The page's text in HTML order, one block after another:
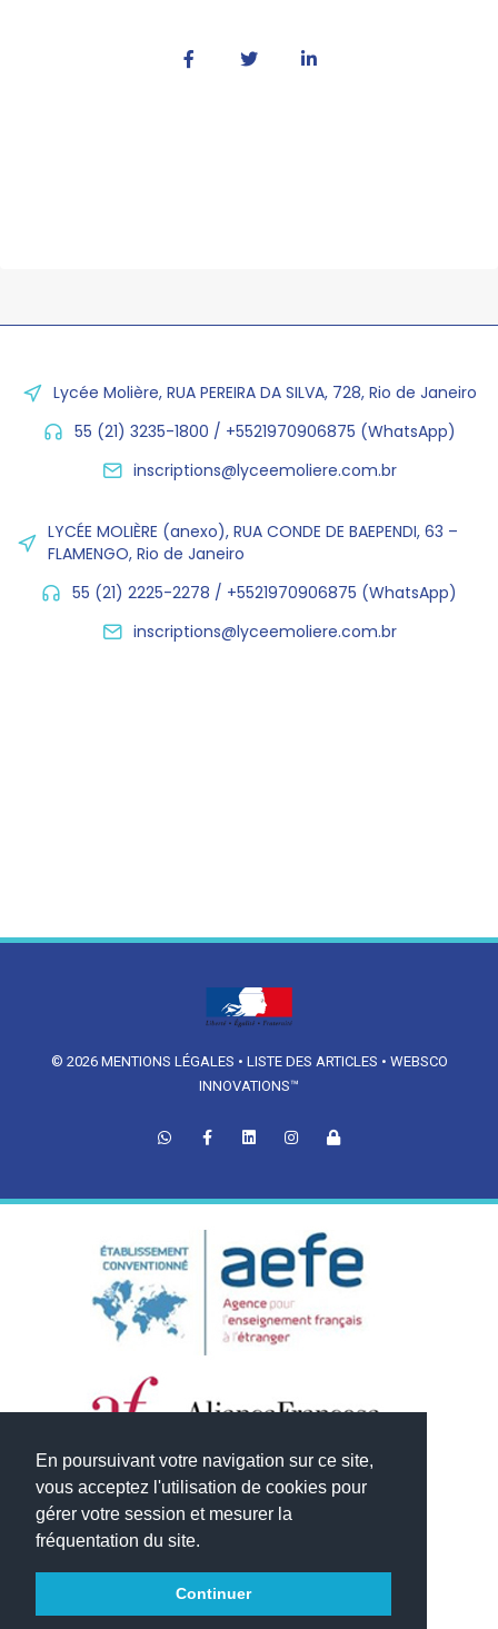
En poursuivant votre navigation sur ce site,
vous acceptez l'utilisation de cookies pour
gérer votre session et mesurer la
fréquentation du site.
Continuer
Lycée Molière, RUA PEREIRA DA SILVA, 728, Rio de Janeiro
55 (21) 3235-1800 / +5521970906875 (WhatsApp)
inscriptions@lyceemoliere.com.br
LYCÉE MOLIÈRE (anexo), RUA CONDE DE BAEPENDI, 63 –
FLAMENGO, Rio de Janeiro
55 (21) 2225-2278 / +5521970906875 (WhatsApp)
inscriptions@lyceemoliere.com.br
© 2026 MENTIONS LÉGALES • LISTE DES ARTICLES • WEBSCO
INNOVATIONS™